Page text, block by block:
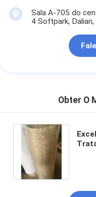
Sala A-705 do
4 Softpark,
Obter O